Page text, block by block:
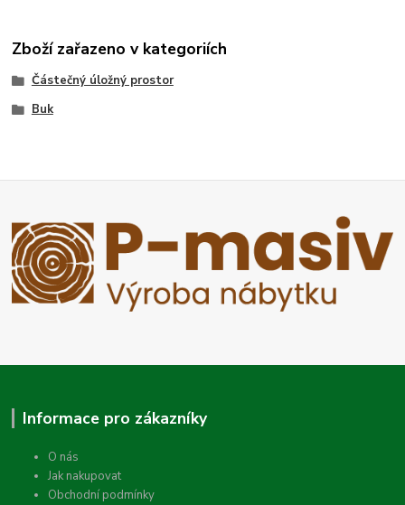
Zboží zařazeno v kategoriích
Částečný úložný prostor
Buk
Informace pro zákazníky
O nás
Jak nakupovat
Obchodní podmínky